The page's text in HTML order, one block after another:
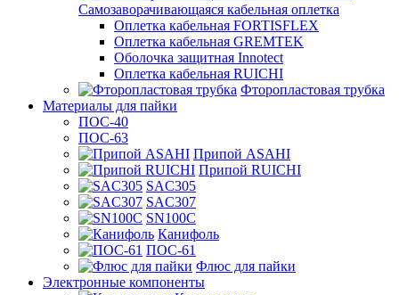
Самозаворачивающаяся кабельная оплетка
Оплетка кабельная FORTISFLEX
Оплетка кабельная GREMTEK
Оболочка защитная Innotect
Оплетка кабельная RUICHI
Фторопластовая трубка
Материалы для пайки
ПОС-40
ПОС-63
Припой ASAHI
Припой RUICHI
SAC305
SAC307
SN100C
Канифоль
ПОС-61
Флюс для пайки
Электронные компоненты